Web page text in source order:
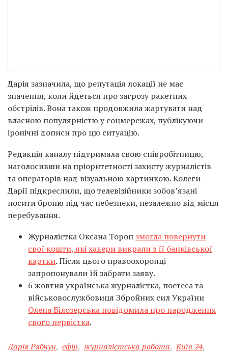
Дарія зазначила, що репутація локації не має
значення, коли йдеться про загрозу ракетних
обстрілів. Вона також продовжила жартувати над
власною популярністю у соцмережах, публікуючи
іронічні дописи про цю ситуацію.
Редакція каналу підтримала свою співробітницю,
наголосивши на пріоритетності захисту журналістів
та операторів над візуальною картинкою. Колеги
Дарії підкреслили, що телевізійники зобов’язані
носити броню під час небезпеки, незалежно від місця
перебування.
Журналістка Оксана Торопзмогла повернути
свої кошти, які хакери викрали з її банківської
картки. Після цього правоохоронці
запропонували їй забрати заяву.
6 жовтня українська журналістка, поетеса та
військовослужбовиця Збройних сил України
Олена Білозерська повідомила про народження
свого первістка.
Дарія Рябчун, ефір, журналістська робота, Київ 24,